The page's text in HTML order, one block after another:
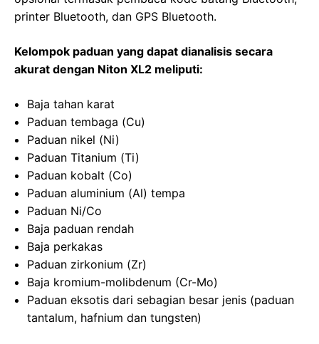
printer Bluetooth, dan GPS Bluetooth.
Kelompok paduan yang dapat dianalisis secara
akurat dengan Niton XL2 meliputi:
Baja tahan karat
Paduan tembaga (Cu)
Paduan nikel (Ni)
Paduan Titanium (Ti)
Paduan kobalt (Co)
Paduan aluminium (Al) tempa
Paduan Ni/Co
Baja paduan rendah
Baja perkakas
Paduan zirkonium (Zr)
Baja kromium-molibdenum (Cr-Mo)
Paduan eksotis dari sebagian besar jenis (paduan
tantalum, hafnium dan tungsten)